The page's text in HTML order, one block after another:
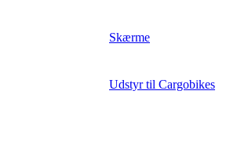
Skærme
Udstyr til Cargobikes